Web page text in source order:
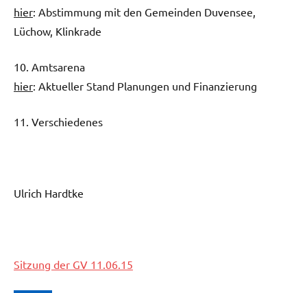
hier: Abstimmung mit den Gemeinden Duvensee,
Lüchow, Klinkrade
10. Amtsarena
hier: Aktueller Stand Planungen und Finanzierung
11. Verschiedenes
Ulrich Hardtke
Sitzung der GV 11.06.15